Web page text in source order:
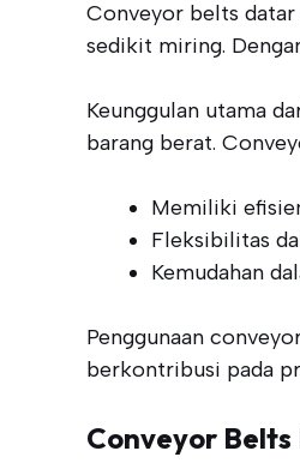
Conveyor belts
sedikit miring.
Keunggulan utama
barang berat.
Memiliki
Fleksibilitas
Kemudahan
Penggunaan
berkontribusi pada
Conveyor